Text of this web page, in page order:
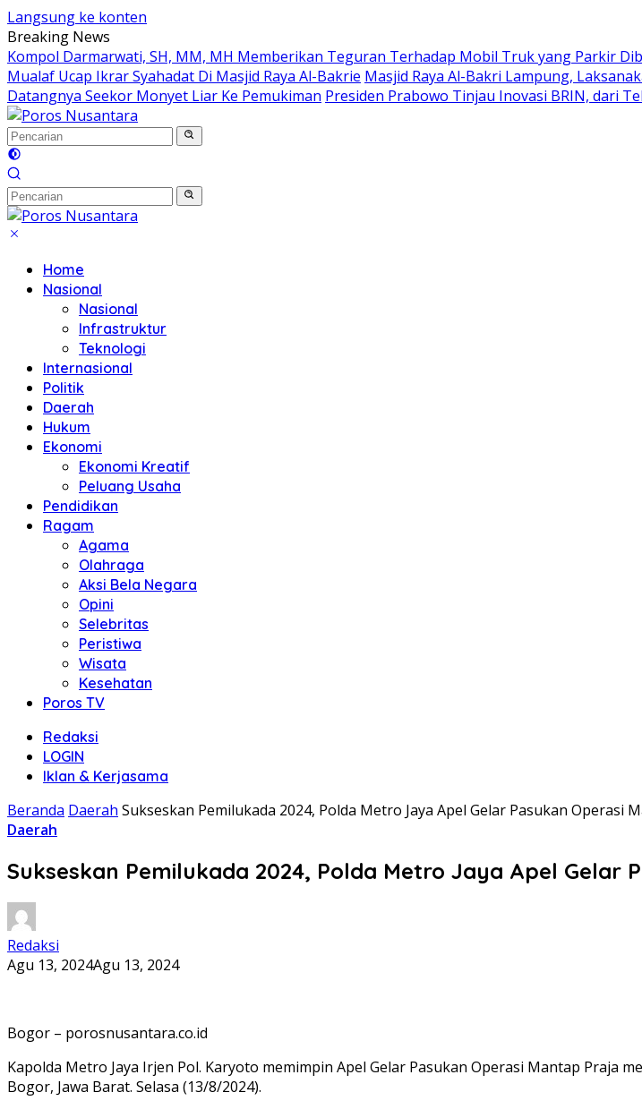
Langsung ke konten
Breaking News
Kompol Darmarwati, SH, MM, MH Memberikan Teguran Terhadap Mobil Truk yang Parkir
Mualaf Ucap Ikrar Syahadat Di Masjid Raya Al-Bakrie Masjid Raya Al-Bakri Lampung,
Datangnya Seekor Monyet Liar Ke Pemukiman Presiden Prabowo Tinjau Inovasi BRIN, dari
Home
Nasional
Nasional
Infrastruktur
Teknologi
Internasional
Politik
Daerah
Hukum
Ekonomi
Ekonomi Kreatif
Peluang Usaha
Pendidikan
Ragam
Agama
Olahraga
Aksi Bela Negara
Opini
Selebritas
Peristiwa
Wisata
Kesehatan
Poros TV
Redaksi
LOGIN
Iklan & Kerjasama
Beranda Daerah Sukseskan Pemilukada 2024, Polda Metro Jaya Apel Gelar Pasukan Operasi
Daerah
Sukseskan Pemilukada 2024, Polda Metro Jaya Apel Gelar
Redaksi
Agu 13, 2024Agu 13, 2024
Bogor – porosnusantara.co.id
Kapolda Metro Jaya Irjen Pol. Karyoto memimpin Apel Gelar Pasukan Operasi Mantap Praja
Bogor, Jawa Barat. Selasa (13/8/2024).